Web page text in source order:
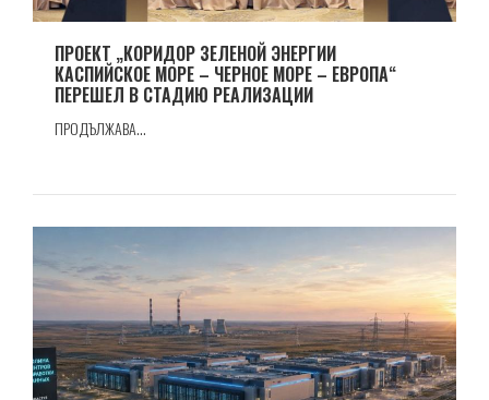
ПРОЕКТ „КОРИДОР ЗЕЛЕНОЙ ЭНЕРГИИ
КАСПИЙСКОЕ МОРЕ – ЧЕРНОЕ МОРЕ – ЕВРОПА“
ПЕРЕШЕЛ В СТАДИЮ РЕАЛИЗАЦИИ
ПРОДЪЛЖАВА...